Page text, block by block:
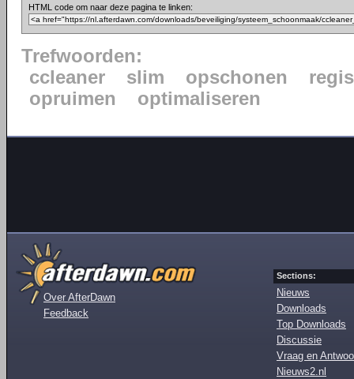
HTML code om naar deze pagina te linken:
Trefwoorden:
ccleaner
slim opschonen
opruimen
optimaliseren
Over AfterDawn
Feedback
Sections:
Nieuws
Downloads
Top Downloads
Discussie
Vraag en
Nieuws2.nl